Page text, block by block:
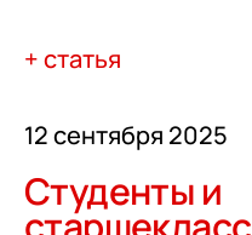
+ статья
12 сентября 2025
Студенты и